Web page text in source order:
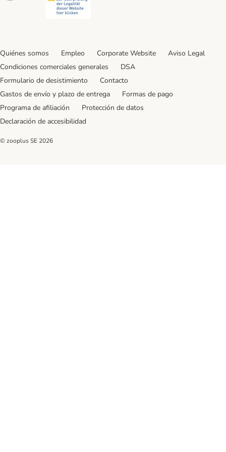
Quiénes somos Empleo Corporate Website
Aviso Legal
Condiciones comerciales generales
DSA
Formulario de desistimiento
Contacto
Gastos de envío y plazo de entrega
Formas de pago
Programa de afiliación
Protección de datos
Declaración de accesibilidad
© zooplus SE 2026